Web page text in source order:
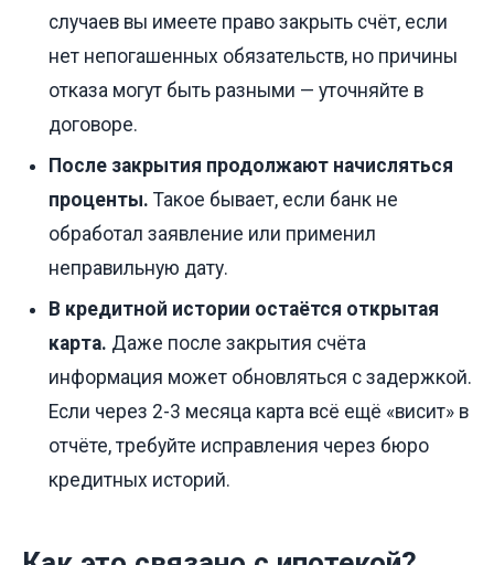
случаев вы имеете право закрыть счёт, если
нет непогашенных обязательств, но причины
отказа могут быть разными — уточняйте в
договоре.
После закрытия продолжают начисляться
проценты. Такое бывает, если банк не
обработал заявление или применил
неправильную дату.
В кредитной истории остаётся открытая
карта. Даже после закрытия счёта
информация может обновляться с задержкой.
Если через 2-3 месяца карта всё ещё «висит» в
отчёте, требуйте исправления через бюро
кредитных историй.